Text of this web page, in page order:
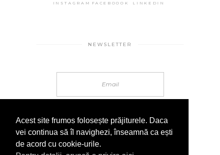
INSTAGRAM FACEBOOOK LINKEDIN
NEWSLETTER
Acest site frumos folosește prăjiturele. Daca
vei continua să îl navighezi, înseamnă ca ești
de acord cu cookie-urile.